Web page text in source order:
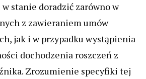
stanie doradzić zarówno w
z zawieraniem umów
jak i w przypadku wystąpienia
dochodzenia roszczeń z
Zrozumienie specyfiki tej